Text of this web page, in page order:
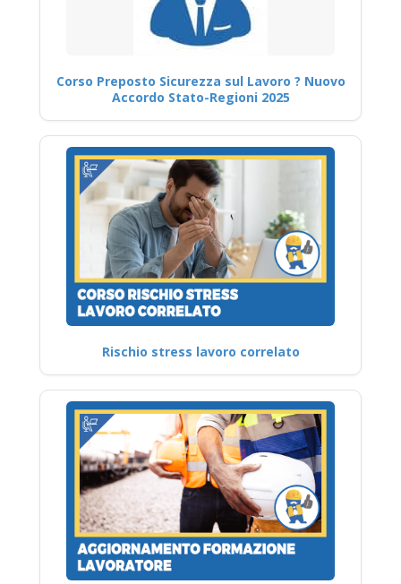
Corso Preposto Sicurezza sul Lavoro ? Nuovo
Accordo Stato-Regioni 2025
Rischio stress lavoro correlato